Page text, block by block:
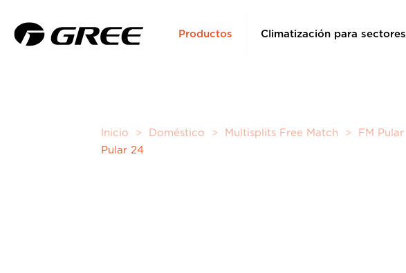
Productos Climatización para sectores
Inicio > Doméstico > Multisplits Free Match > FM Pular
Pular 24